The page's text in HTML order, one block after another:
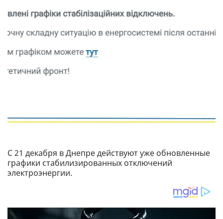
С 21 декабря в Днепре действуют уже обновленные
графики стабилизированных отключений
электроэнергии.